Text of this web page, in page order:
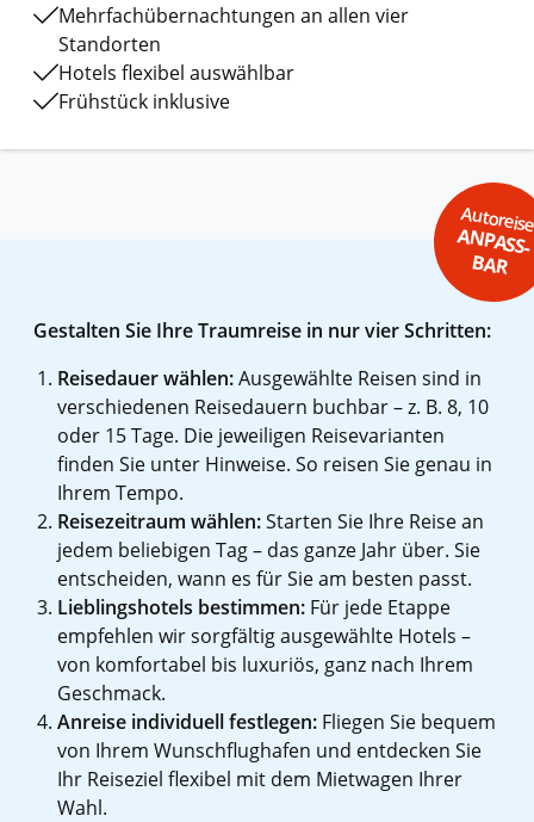
Mehrfachübernachtungen an allen vier
Standorten
Hotels flexibel auswählbar
Frühstück inklusive
ANPASS-
BAR
Gestalten Sie Ihre Traumreise in nur vier Schritten:
Reisedauer wählen:Ausgewählte Reisen sind in
verschiedenen Reisedauern buchbar – z. B. 8, 10
oder 15 Tage. Die jeweiligen Reisevarianten
finden Sie unter Hinweise. So reisen Sie genau in
Ihrem Tempo.
Reisezeitraum wählen:Starten Sie Ihre Reise an
jedem beliebigen Tag – das ganze Jahr über. Sie
entscheiden, wann es für Sie am besten passt.
Lieblingshotels bestimmen: Für jede Etappe
empfehlen wir sorgfältig ausgewählte Hotels –
von komfortabel bis luxuriös, ganz nach Ihrem
Geschmack.
Anreise individuell festlegen: Fliegen Sie bequem
von Ihrem Wunschflughafen und entdecken Sie
Ihr Reiseziel flexibel mit dem Mietwagen Ihrer
Wahl.